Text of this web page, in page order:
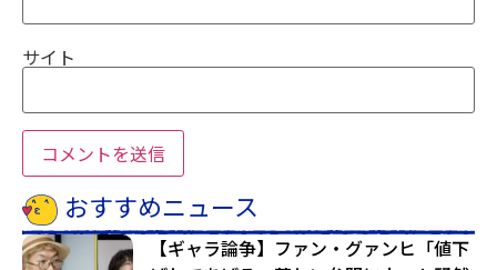
サイト
おすすめニュース
【ギャラ論争】ファン・グァンヒ「値下